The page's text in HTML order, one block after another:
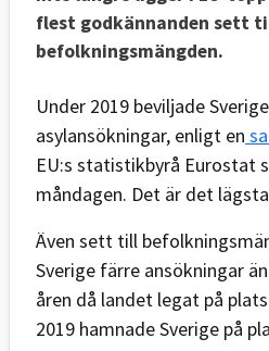
flest godkännanden sett
befolkningsmängden.
Under 2019 beviljade
asylansökningar, enligt en
EU:s statistikbyrå Eurostat
måndagen. Det är det
Även sett till
Sverige färre ansökningar
åren då landet legat på
2019 hamnade Sverige på